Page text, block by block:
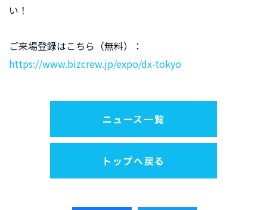
い！
ご来場登録はこちら（無料）：
https://www.bizcrew.jp/expo/dx-tokyo
ニュース一覧
トップへ戻る